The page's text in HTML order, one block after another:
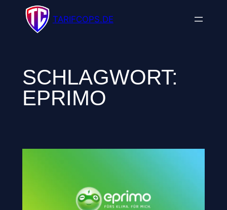
springen
TARIFCOPS.DE
SCHLAGWORT:
EPRIMO